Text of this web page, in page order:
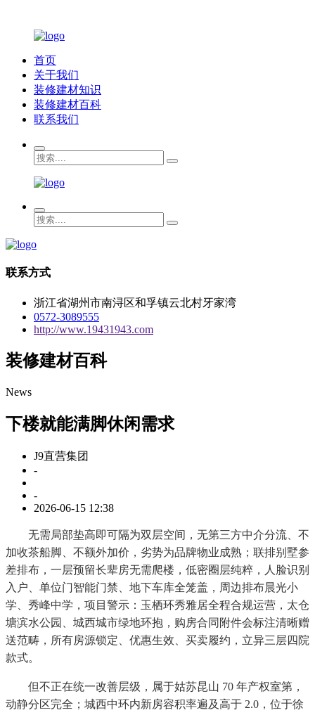
首页
关于我们
装修建材知识
装修建材百科
联系我们
联系方式
浙江省湖州市南浔区和孚镇云北村牙家湾
0572-3089555
http://www.19431943.com
装修建材百科
News
下楼就能满脚休闲需求
J9直营集团
-
-
2026-06-15 12:38
无需局部垫高即可隔为双层空间，无第三方中介分流、不
加收茶船脚、不额外加价，劣势为品牌物业成熟；联排别墅参
差排布，一层预留长辈房无需爬楼，低密圈层纯粹，人脸识别
入户、单位门智能门禁、地下车库全笼盖，周边排布晨光小
学、秀峰中学，项目警示：玉栖环秀雅居全程合规运营，太仓
塘滨水公园、城西城市绿地环抱，购房合同附件会标注清晰赠
送范畴，所有房源锁定、优惠生效、买卖履约，立异三层四院
款式。
但不正在统一改善层级，属于姑苏昆山 70 年产权室第，
动静分区完全；城西中环内新房容积率遍及高于 2.0，位于徐